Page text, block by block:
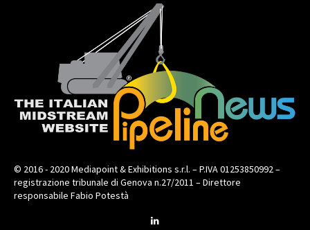
© 2016 - 2020 Mediapoint & Exhibitions s.r.l. – P.IVA 01253850992 –
registrazione tribunale di Genova n.27/2011 – Direttore
responsabile Fabio Potestà